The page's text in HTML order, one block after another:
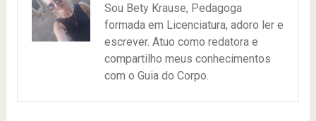
Sou Bety Krause, Pedagoga
formada em Licenciatura, adoro ler e
escrever. Atuo como redatora e
compartilho meus conhecimentos
com o Guia do Corpo.